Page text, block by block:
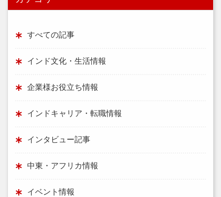
すべての記事
インド文化・生活情報
企業様お役立ち情報
インドキャリア・転職情報
インタビュー記事
中東・アフリカ情報
イベント情報